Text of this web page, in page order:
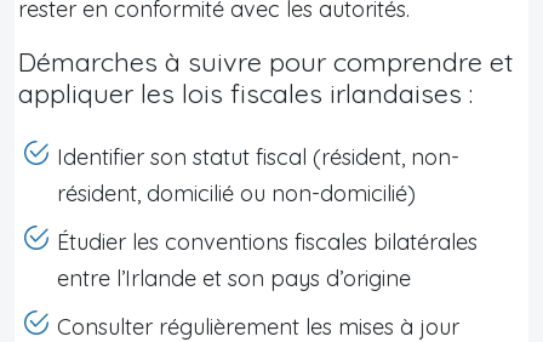
rester en conformité avec les autorités.
Démarches à suivre pour comprendre et
appliquer les lois fiscales irlandaises :
Identifier son statut fiscal (résident, non-
résident, domicilié ou non-domicilié)
Étudier les conventions fiscales bilatérales
entre l’Irlande et son pays d’origine
Consulter régulièrement les mises à jour